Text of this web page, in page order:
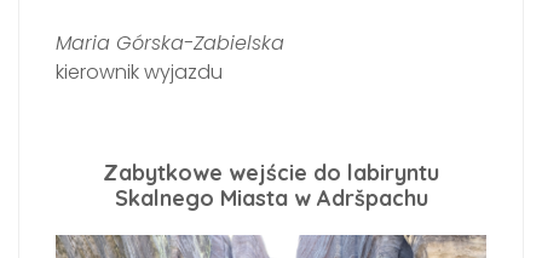
Maria Górska-Zabielska
kierownik wyjazdu
Zabytkowe wejście do labiryntu
Skalnego Miasta w Adršpachu